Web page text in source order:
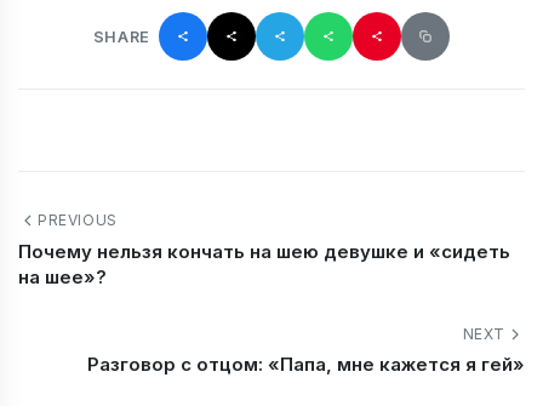
SHARE
PREVIOUS
Почему нельзя кончать на шею девушке и «сидеть
на шее»?
NEXT
Разговор с отцом: «Папа, мне кажется я гей»